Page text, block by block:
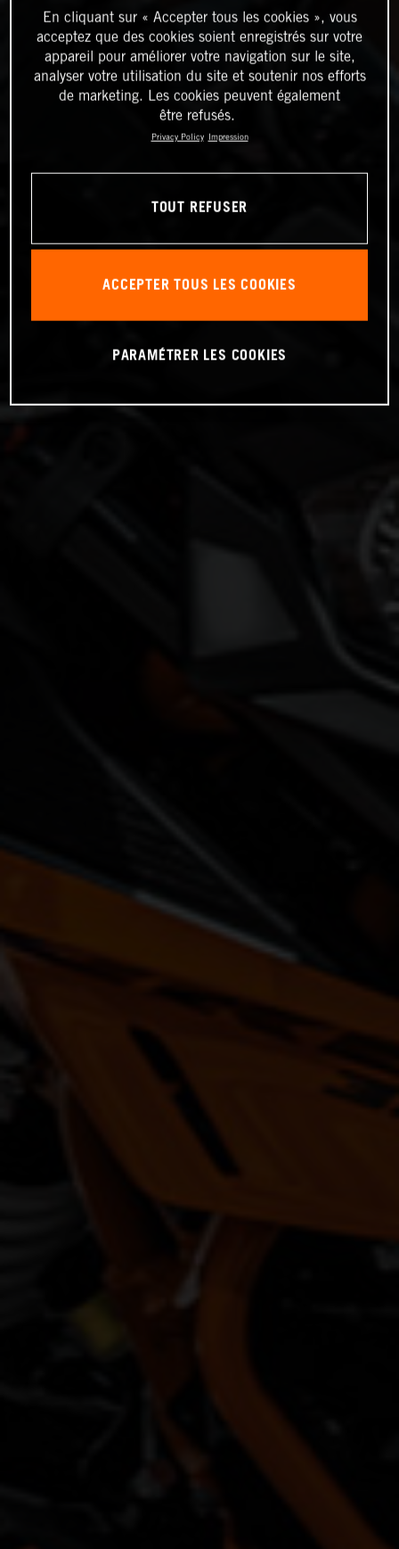
En cliquant sur « Accepter tous les cookies », vous
acceptez que des cookies soient enregistrés sur votre
appareil pour améliorer votre navigation sur le site,
analyser votre utilisation du site et soutenir nos efforts
de marketing. Les cookies peuvent également
être refusés.
Privacy Policy Impression
TOUT REFUSER
ACCEPTER TOUS LES COOKIES
PARAMÉTRER LES COOKIES